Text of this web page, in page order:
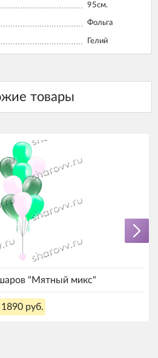
95см.
Фольга
Гелий
"Мятный микс"
1890 руб.